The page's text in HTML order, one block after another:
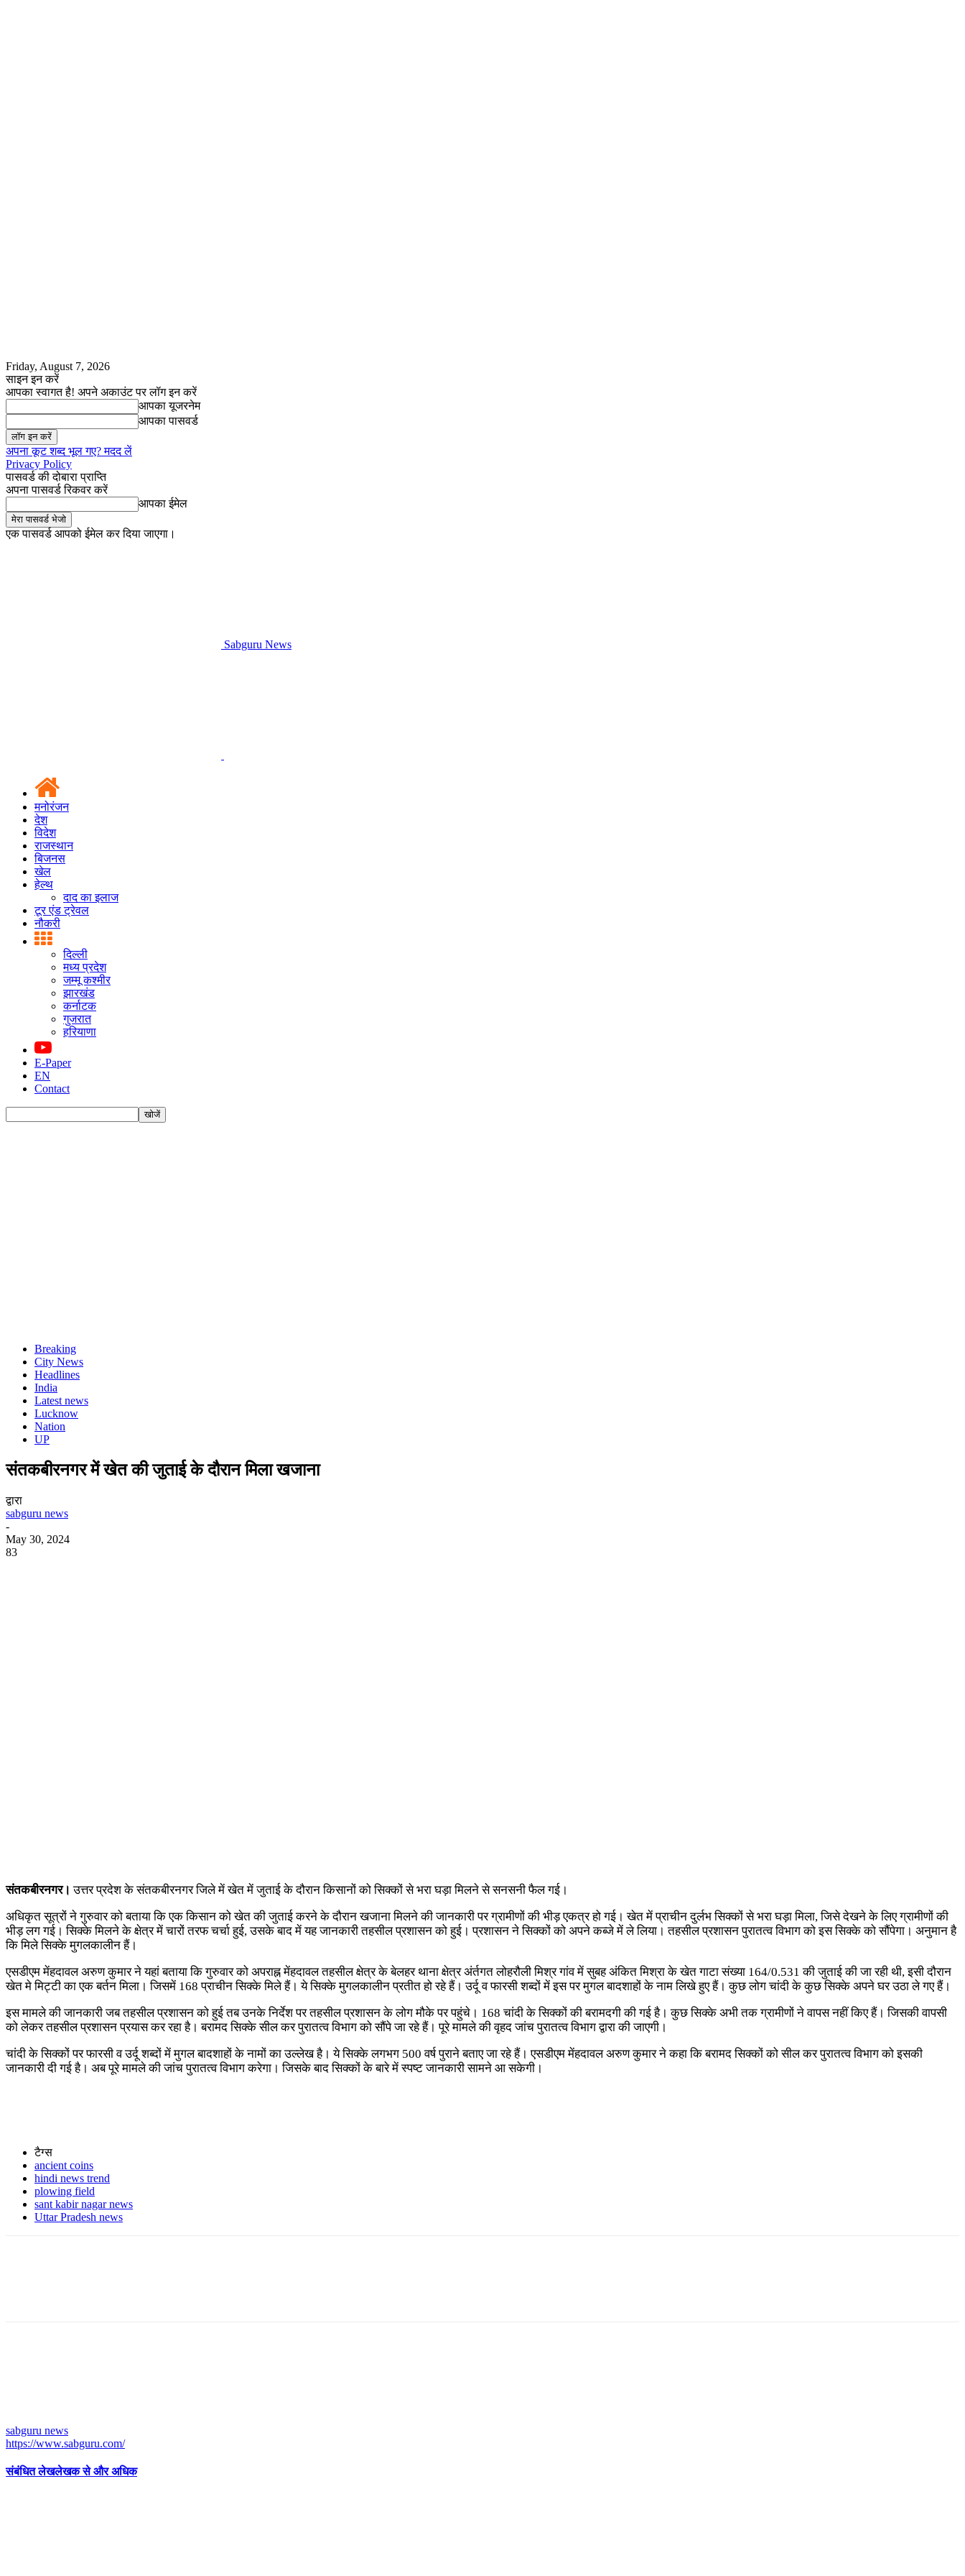
Friday, August 7, 2026
साइन इन करें
आपका स्वागत है! अपने अकाउंट पर लॉग इन करें
आपका यूजरनेम
आपका पासवर्ड
अपना कूट शब्द भूल गए? मदद लें
Privacy Policy
पासवर्ड की दोबारा प्राप्ति
अपना पासवर्ड रिकवर करें
आपका ईमेल
एक पासवर्ड आपको ईमेल कर दिया जाएगा।
Sabguru News
मनोरंजन
देश
विदेश
राजस्थान
बिजनस
खेल
हेल्थ
दाद का इलाज
टूर एंड ट्रेवल
नौकरी
दिल्ली
मध्य प्रदेश
जम्मू कश्मीर
झारखंड
कर्नाटक
गुजरात
हरियाणा
E-Paper
EN
Contact
Breaking
City News
Headlines
India
Latest news
Lucknow
Nation
UP
संतकबीरनगर में खेत की जुताई के दौरान मिला खजाना
द्वारा
sabguru news
-
May 30, 2024
83
संतकबीरनगर। उत्तर प्रदेश के संतकबीरनगर जिले में खेत में जुताई के दौरान किसानों को सिक्कों से भरा घड़ा मिलने से सनसनी फैल गई।
अधिकृत सूत्रों ने गुरुवार को बताया कि एक किसान को खेत की जुताई करने के दौरान खजाना मिलने की जानकारी पर ग्रामीणों की भीड़ एकत्र हो गई। खेत में प्राचीन दुर्लभ सिक्कों से भरा घड़ा मिला, जिसे देखने के लिए ग्रामीणों की
भीड़ लग गई। सिक्के मिलने के क्षेत्र में चारों तरफ चर्चा हुई, उसके बाद में यह जानकारी तहसील प्रशासन को हुई। प्रशासन ने सिक्कों को अपने कब्जे में ले लिया। तहसील प्रशासन पुरातत्व विभाग को इस सिक्के को सौंपेगा। अनुमान है
कि मिले सिक्के मुगलकालीन हैं।
एसडीएम मेंहदावल अरुण कुमार ने यहां बताया कि गुरुवार को अपराह्न मेंहदावल तहसील क्षेत्र के बेलहर थाना क्षेत्र अंर्तगत लोहरौली मिश्र गांव में सुबह अंकित मिश्रा के खेत गाटा संख्या 164/0.531 की जुताई की जा रही थी, इसी दौरान
खेत मे मिट्टी का एक बर्तन मिला। जिसमें 168 प्राचीन सिक्के मिले हैं। ये सिक्के मुगलकालीन प्रतीत हो रहे हैं। उर्दू व फारसी शब्दों में इस पर मुगल बादशाहों के नाम लिखे हुए हैं। कुछ लोग चांदी के कुछ सिक्के अपने घर उठा ले गए हैं।
इस मामले की जानकारी जब तहसील प्रशासन को हुई तब उनके निर्देश पर तहसील प्रशासन के लोग मौके पर पहुंचे। 168 चांदी के सिक्कों की बरामदगी की गई है। कुछ सिक्के अभी तक ग्रामीणों ने वापस नहीं किए हैं। जिसकी वापसी
को लेकर तहसील प्रशासन प्रयास कर रहा है। बरामद सिक्के सील कर पुरातत्व विभाग को सौंपे जा रहे हैं। पूरे मामले की वृहद जांच पुरातत्व विभाग द्वारा की जाएगी।
चांदी के सिक्कों पर फारसी व उर्दू शब्दों में मुगल बादशाहों के नामों का उल्लेख है। ये सिक्के लगभग 500 वर्ष पुराने बताए जा रहे हैं। एसडीएम मेंहदावल अरुण कुमार ने कहा कि बरामद सिक्कों को सील कर पुरातत्व विभाग को इसकी
जानकारी दी गई है। अब पूरे मामले की जांच पुरातत्व विभाग करेगा। जिसके बाद सिक्कों के बारे में स्पष्ट जानकारी सामने आ सकेगी।
टैग्स
ancient coins
hindi news trend
plowing field
sant kabir nagar news
Uttar Pradesh news
sabguru news
https://www.sabguru.com/
संबंधित लेखलेखक से और अधिक